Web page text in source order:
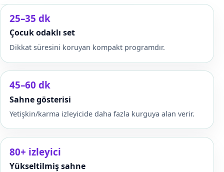
25–35 dk
Çocuk odaklı set
Dikkat süresini koruyan kompakt programdır.
45–60 dk
Sahne gösterisi
Yetişkin/karma izleyicide daha fazla kurguya alan verir.
80+ izleyici
Yükseltilmiş sahne